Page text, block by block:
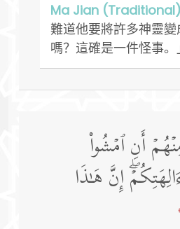
Ma Jian (Traditional)
難道他要將許多神靈
嗎？這確是一件怪事。
أَنِ ٱمۡشُوا۟
إِنَّ هَـٰذَا